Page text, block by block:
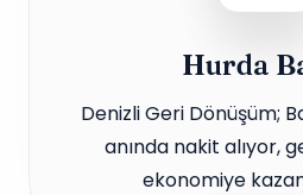
Hurda
Denizli Geri Dönüşüm;
anında nakit alıyor,
ekonomiye